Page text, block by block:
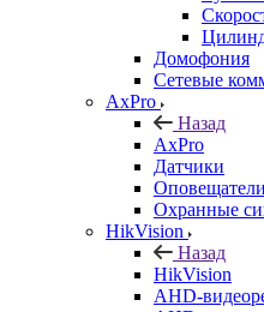
Домофония
Сетевые
AxPro
Назад
AxPro
Датчики
Оповещатели
Охранные
HikVision
Назад
HikVision
AHD-